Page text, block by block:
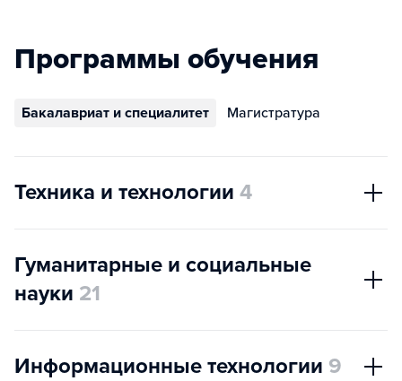
Программы обучения
Бакалавриат и специалитет Магистратура
Техника и технологии 4
Гуманитарные и социальные
науки 21
Информационные технологии 9